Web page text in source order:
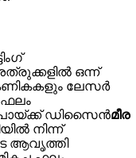
ഒന്ന്
ലേസർ
ഡിസൈൻമീര
നിന്ന്
ആവൃത്തി